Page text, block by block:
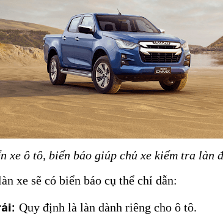
xe ô tô, biển báo giúp chủ xe kiểm tra làn
xe sẽ có biển báo cụ thể chỉ dẫn:
Quy định là làn dành riêng cho ô tô.